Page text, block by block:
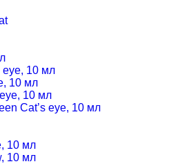
eye, 10 мл
10 мл
10 мл
Cat’s eye, 10 мл
10 мл
10 мл